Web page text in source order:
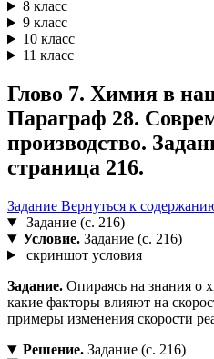
8 класс
9 класс
10 класс
11 класс
Глово 7. Химия в
Параграф 28.
производство.
страница 216.
Задание Вернуться к
Задание (с. 216)
Условие.Задание (с. 216)
скриншот условия
Задание. Опираясь на знания о
какие факторы влияют на
примеры изменения скорости
Решение.Задание (с. 216)